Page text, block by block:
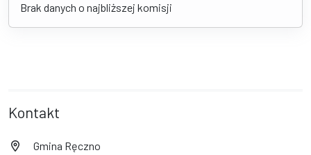
Brak danych o najbliższej komisji
Kontakt
Gmina Ręczno